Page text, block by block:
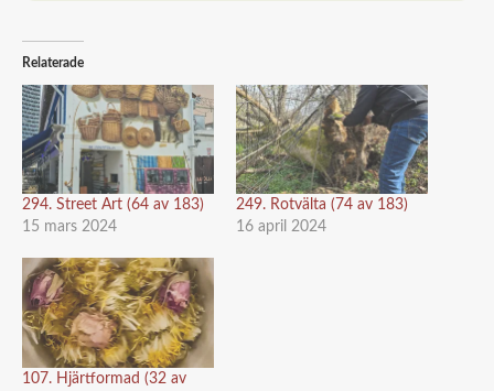
Relaterade
294. Street Art (64 av 183)
15 mars 2024
249. Rotvälta (74 av 183)
16 april 2024
107. Hjärtformad (32 av